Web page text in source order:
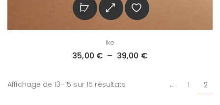
Ike
35,00 € – 39,00 €
Affichage de 13–15 sur 15 résultats ← 1 2